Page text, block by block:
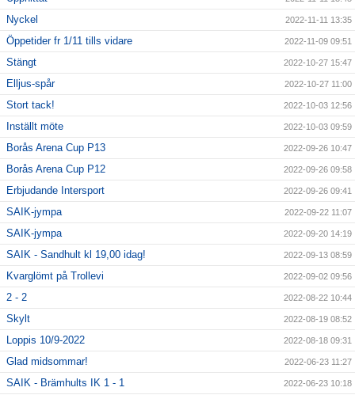
Nyckel 2022-11-11 13:35
Öppetider fr 1/11 tills vidare 2022-11-09 09:51
Stängt 2022-10-27 15:47
Elljus-spår 2022-10-27 11:00
Stort tack! 2022-10-03 12:56
Inställt möte 2022-10-03 09:59
Borås Arena Cup P13 2022-09-26 10:47
Borås Arena Cup P12 2022-09-26 09:58
Erbjudande Intersport 2022-09-26 09:41
SAIK-jympa 2022-09-22 11:07
SAIK-jympa 2022-09-20 14:19
SAIK - Sandhult kl 19,00 idag! 2022-09-13 08:59
Kvarglömt på Trollevi 2022-09-02 09:56
2 - 2 2022-08-22 10:44
Skylt 2022-08-19 08:52
Loppis 10/9-2022 2022-08-18 09:31
Glad midsommar! 2022-06-23 11:27
SAIK - Brämhults IK 1 - 1 2022-06-23 10:18